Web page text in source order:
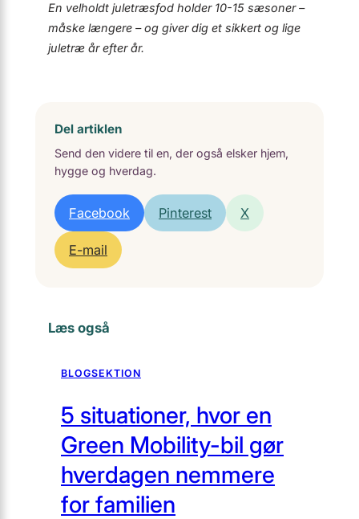
En velholdt juletræsfod holder 10-15 sæsoner –
måske længere – og giver dig et sikkert og lige
juletræ år efter år.
Del artiklen
Send den videre til en, der også elsker hjem,
hygge og hverdag.
Facebook Pinterest X
E-mail
Læs også
BLOGSEKTION
5 situationer, hvor en
Green Mobility-bil gør
hverdagen nemmere
for familien